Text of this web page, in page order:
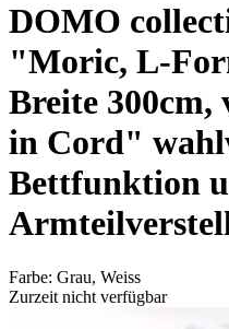
DOMO
"Moric, L-
Breite 300cm,
in Cord"
Bettfunktion
Farbe: Grau, Weiss
Zurzeit nicht verfügbar